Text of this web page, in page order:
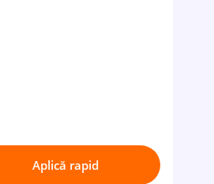
Aplică rapid